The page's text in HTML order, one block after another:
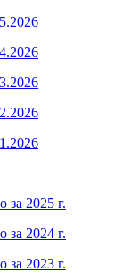
2025 г.
2024 г.
2023 г.